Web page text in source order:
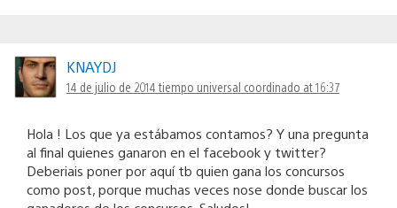
KNAYDJ
14 de julio de 2014 tiempo universal coordinado at 16:37
Hola ! Los que ya estábamos contamos? Y una pregunta
al final quienes ganaron en el facebook y twitter?
Deberiais poner por aquí tb quien gana los concursos
como post, porque muchas veces nose donde buscar los